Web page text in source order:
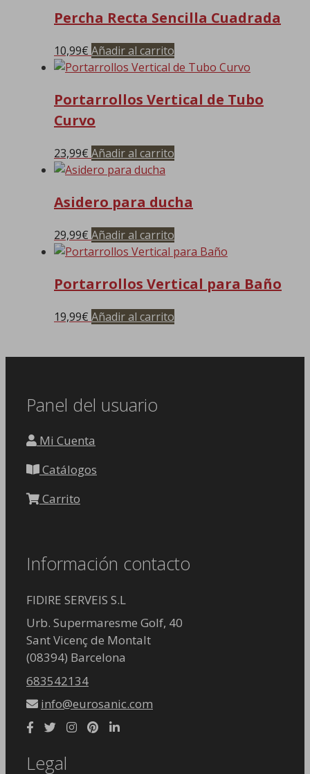
Percha Recta Sencilla Cuadrada
10,99€ Añadir al carrito
Portarrollos Vertical de Tubo
Curvo
23,99€ Añadir al carrito
Asidero para ducha
29,99€ Añadir al carrito
Portarrollos Vertical para Baño
19,99€ Añadir al carrito
Panel del usuario
Mi Cuenta
Catálogos
Carrito
Información contacto
FIDIRE SERVEIS S.L
Urb. Supermaresme Golf, 40
Sant Vicenç de Montalt
(08394) Barcelona
683542134
info@eurosanic.com
Legal